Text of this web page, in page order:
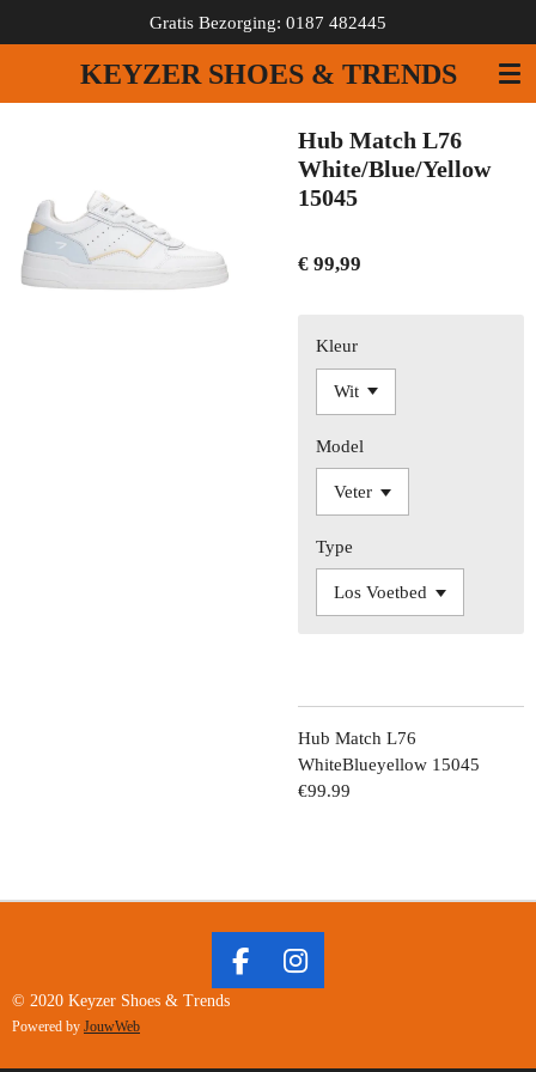
direct
de
KEYZER SHOES & TRENDS
Gratis Bezorging: 0187 482445
Hub Match L76
White/Blue/Yellow
15045
€ 99,99
Kleur
Model
Type
Hub Match L76
WhiteBlueyellow 15045
€99.99
F
I
© 2020 Keyzer Shoes & Trends
Powered by JouwWeb